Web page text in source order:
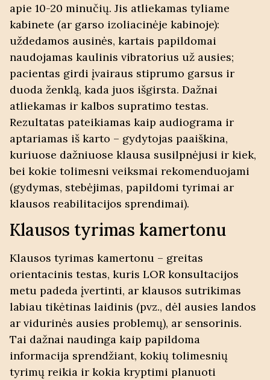
apie 10-20 minučių. Jis atliekamas tyliame
kabinete (ar garso izoliacinėje kabinoje):
uždedamos ausinės, kartais papildomai
naudojamas kaulinis vibratorius už ausies;
pacientas girdi įvairaus stiprumo garsus ir
duoda ženklą, kada juos išgirsta. Dažnai
atliekamas ir kalbos supratimo testas.
Rezultatas pateikiamas kaip audiograma ir
aptariamas iš karto – gydytojas paaiškina,
kuriuose dažniuose klausa susilpnėjusi ir kiek,
bei kokie tolimesni veiksmai rekomenduojami
(gydymas, stebėjimas, papildomi tyrimai ar
klausos reabilitacijos sprendimai).
Klausos tyrimas kamertonu
Klausos tyrimas kamertonu – greitas
orientacinis testas, kuris LOR konsultacijos
metu padeda įvertinti, ar klausos sutrikimas
labiau tikėtinas laidinis (pvz., dėl ausies landos
ar vidurinės ausies problemų), ar sensorinis.
Tai dažnai naudinga kaip papildoma
informacija sprendžiant, kokių tolimesnių
tyrimų reikia ir kokia kryptimi planuoti